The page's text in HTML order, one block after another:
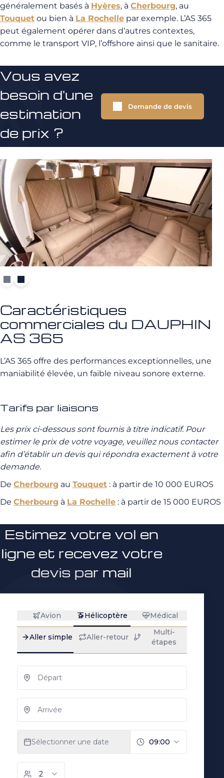
généralement basés à Hyères, à Cherbourg, au
Touquet ou bien à La Rochelle par exemple. L’AS 365
peut également opérer dans d’autres contextes,
comme le transport VIP, l’offshore ainsi que le sanitaire.
Vous avez
besoin d'une
estimation
de prix ?
Demande de devis
Caractéristiques
commerciales du DAUPHIN
AS 365
L’AS 365 offre des performances exceptionnelles, une
maniabilité élevée, un faible niveau sonore externe.
Tarifs par liaisons
Les prix ci-dessous sont fournis à titre indicatif. Pour
estimer le prix de votre voyage, veuillez nous contacter
afin d’établir un devis qui répondra exactement à votre
demande.
De Cherbourg au Touquet : à partir de 10 000 EUROS
De Cherbourg à La Rochelle : à partir de 15 000 EUROS
Estimez votre vol en
ligne et recevez votre
devis par mail